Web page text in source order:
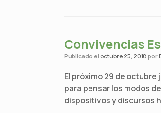
Convivencias
Publicado el octubre 25, 2018por
El próximo 29 de
para pensar los modos
dispositivos y discursos